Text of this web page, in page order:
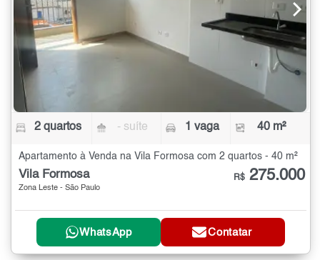
2 quartos - suíte 1 vaga 40 m²
Apartamento à Venda na Vila Formosa com 2 quartos - 40 m²
Vila Formosa
Zona Leste - São Paulo
R$ 275.000
WhatsApp Contatar